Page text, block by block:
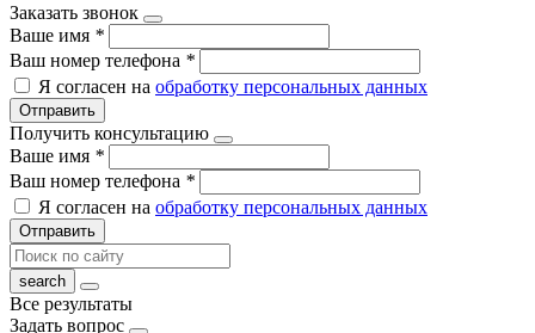
Заказать звонок
Ваше имя *
Ваш номер телефона *
Я согласен на обработку персональных данных
Отправить
Получить консультацию
Ваше имя *
Ваш номер телефона *
Я согласен на обработку персональных данных
Отправить
Все результаты
Задать вопрос